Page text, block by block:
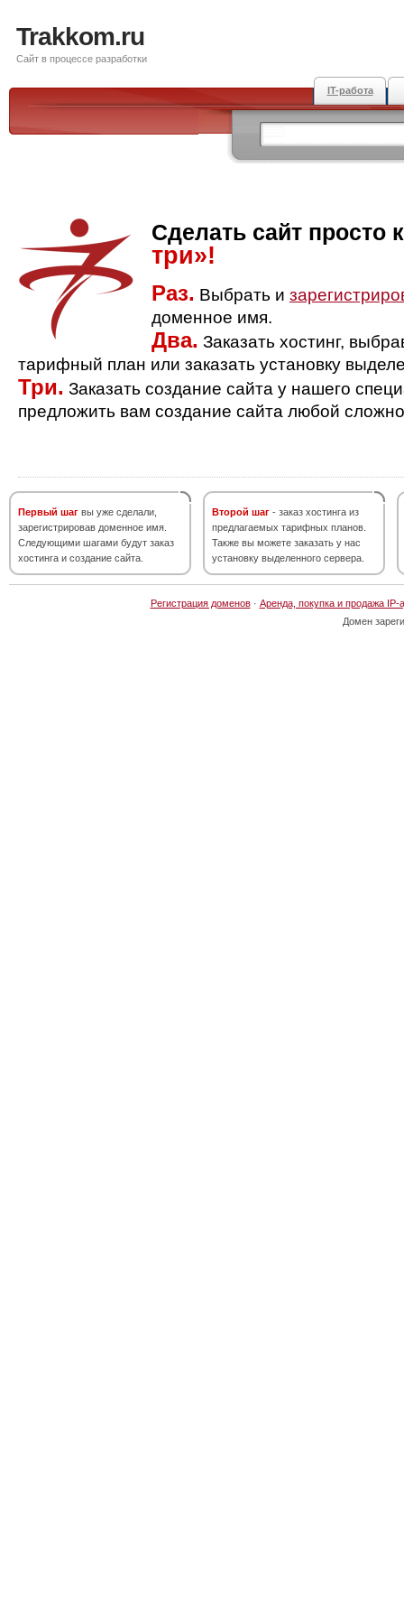
Trakkom.ru
Сайт в процессе разработки
IT-работа
Сделать сайт просто
три»!
Раз. Выбрать и
доменное имя.
Два. Заказать хостинг,
тарифный план или заказать установку
Три. Заказать создание сайта у нашего
предложить вам создание сайта любой
Первый шаг вы уже сделали,
зарегистрировав доменное имя.
Следующими шагами будут заказ
хостинга и создание сайта.
Второй шаг - заказ хостинга из
предлагаемых тарифных планов.
Также вы можете заказать у нас
установку выделенного сервера.
Регистрация доменов· Аренда, покупка и продажа IP-
Домен